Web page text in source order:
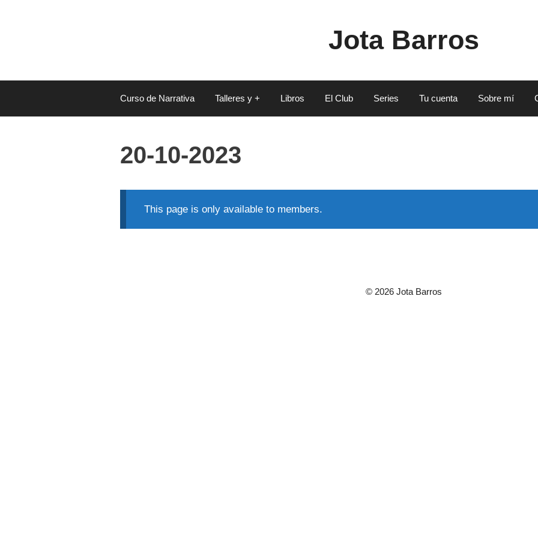
Jota Barros
Curso de Narrativa Talleres y + Libros El Club Series Tu cuenta Sobre mí
20-10-2023
This page is only available to members.
© 2026 Jota Barros